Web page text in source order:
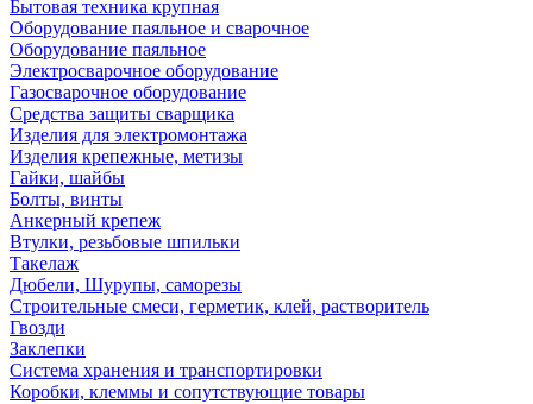
Бытовая техника крупная
Оборудование паяльное и сварочное
Оборудование паяльное
Электросварочное оборудование
Газосварочное оборудование
Средства защиты сварщика
Изделия для электромонтажа
Изделия крепежные, метизы
Гайки, шайбы
Болты, винты
Анкерный крепеж
Втулки, резьбовые шпильки
Такелаж
Дюбели, Шурупы, саморезы
Строительные смеси, герметик, клей, растворитель
Гвозди
Заклепки
Система хранения и транспортировки
Коробки, клеммы и сопутствующие товары